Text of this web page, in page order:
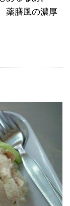
薬膳風の濃厚